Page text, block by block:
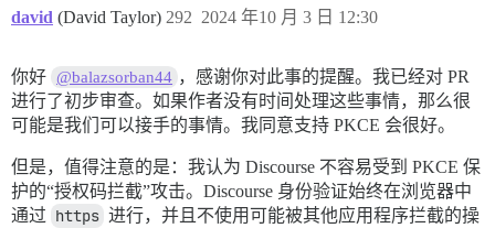
david (David Taylor) 2024 年10 月 3 日 12:30
292
你好 @balazsorban44 ，感谢你对此事的提醒。我已经对 PR
进行了初步审查。如果作者没有时间处理这些事情，那么很
可能是我们可以接手的事情。我同意支持 PKCE 会很好。
但是，值得注意的是：我认为 Discourse 不容易受到 PKCE 保
护的“授权码拦截”攻击。Discourse 身份验证始终在浏览器中
通过 https 进行，并且不使用可能被其他应用程序拦截的操